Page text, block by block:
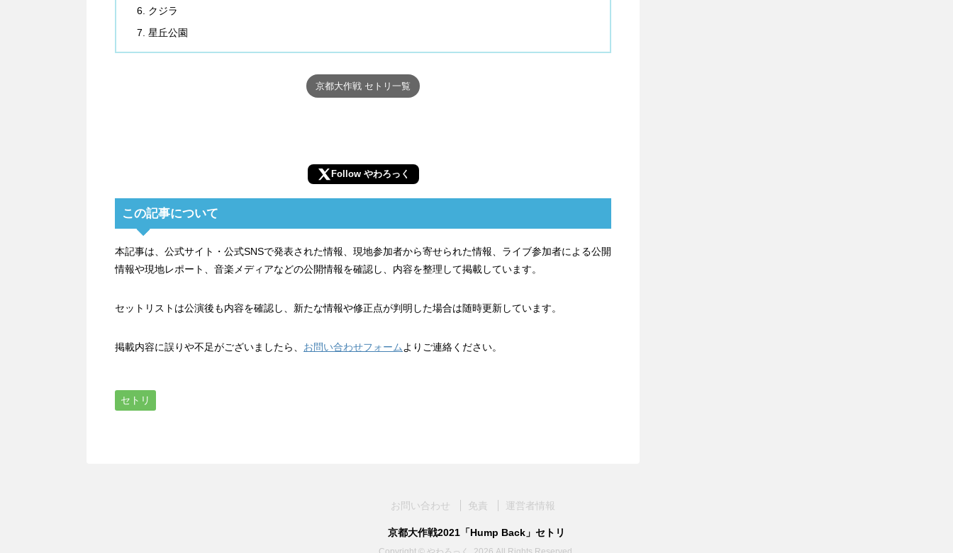
クジラ
星丘公園
京都大作戦 セトリ一覧
Follow やわろっく
この記事について
本記事は、公式サイト・公式SNSで発表された情報、現地参加者から寄せられた情報、ライブ参加者による公開
情報や現地レポート、音楽メディアなどの公開情報を確認し、内容を整理して掲載しています。
セットリストは公演後も内容を確認し、新たな情報や修正点が判明した場合は随時更新しています。
掲載内容に誤りや不足がございましたら、 お問い合わせフォーム よりご連絡ください。
セトリ
お問い合わせ 免責 運営者情報
京都大作戦2021「Hump Back」セトリ